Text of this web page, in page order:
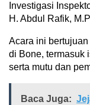
Investigasi
H. Abdul Rafik,
Acara ini
di Bone, termasuk
serta mutu dan
Baca Juga: